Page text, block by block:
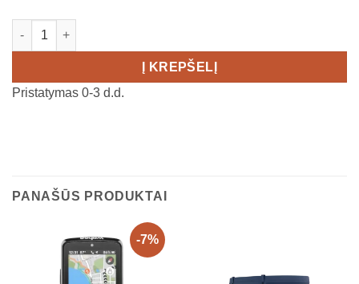
produkto kiekis: Garmin Forerunner 570 - 47mm
Į KREPŠELĮ
Pristatymas 0-3 d.d.
PANAŠŪS PRODUKTAI
-7%